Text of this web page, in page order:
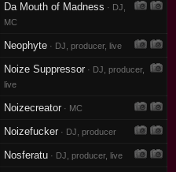
Da Mouth of Madness · DJ,
MC
Neophyte · DJ, producer, live
Noize Suppressor · DJ, producer,
live
Noizecreator · MC
Noizefucker · DJ, producer
Nosferatu · DJ, producer, live